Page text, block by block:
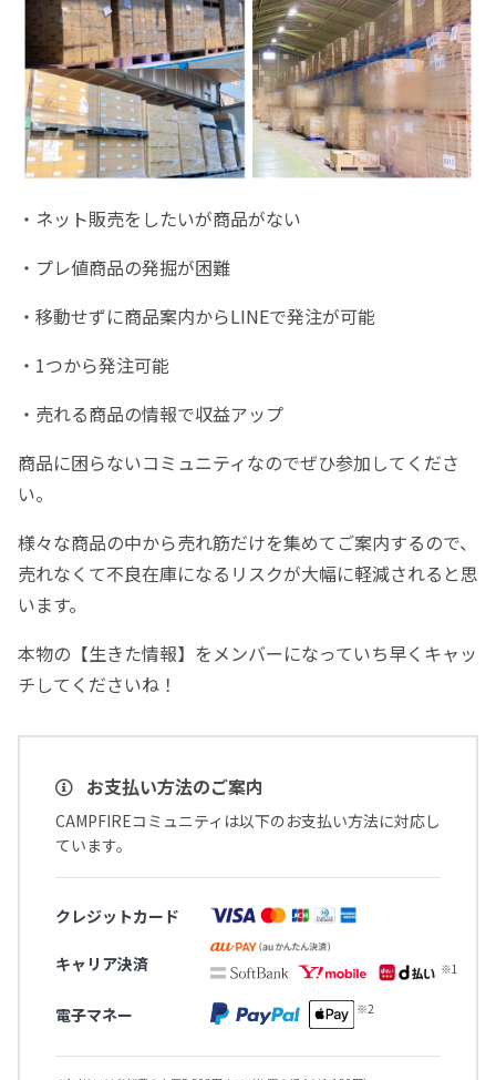
・ネット販売をしたいが商品がない
・プレ値商品の発掘が困難
・移動せずに商品案内からLINEで発注が可能
・1つから発注可能
・売れる商品の情報で収益アップ
商品に困らないコミュニティなのでぜひ参加してくださ
い。
様々な商品の中から売れ筋だけを集めてご案内するので、
売れなくて不良在庫になるリスクが大幅に軽減されると思
います。
本物の【生きた情報】をメンバーになっていち早くキャッ
チしてくださいね！
お支払い方法のご案内
CAMPFIREコミュニティは以下のお支払い方法に対応し
ています。
クレジットカード
キャリア決済
電子マネー